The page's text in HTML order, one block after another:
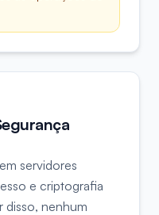
servidores
e criptografia
disso, nenhum